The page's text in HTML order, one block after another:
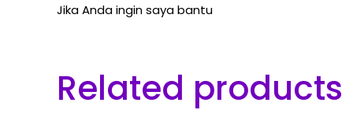
Jika Anda ingin saya bantu
Related products